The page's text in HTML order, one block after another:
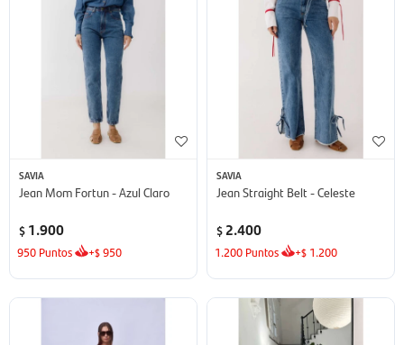
SAVIA
Jean Mom Fortun - Azul Claro
$ 1.900
950 Puntos +$950
SAVIA
Jean Straight Belt - Celeste
$ 2.400
1.200 Puntos +$ 1.200